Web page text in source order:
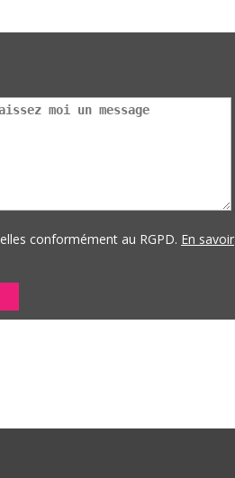
conformément au RGPD. En savoir